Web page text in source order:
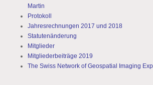
Martin
Protokoll
Jahresrechnungen 2017 und 2018
Statutenänderung
Mitglieder
Mitgliederbeiträge 2019
The Swiss Network of Geospatial Imaging